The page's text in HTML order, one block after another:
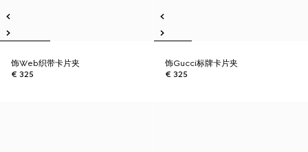
饰Web织带卡片夹
€ 325
饰Gucci标牌卡片夹
€ 325